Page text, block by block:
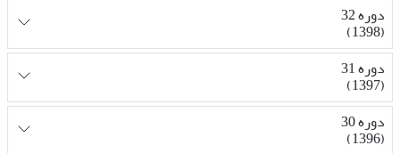
دوره 32
(1398)
دوره 31
(1397)
دوره 30
(1396)